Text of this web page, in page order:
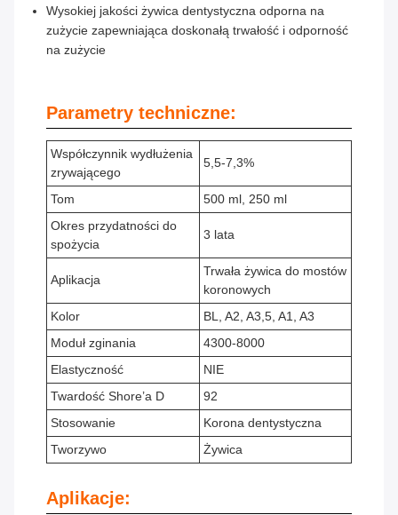
Wysokiej jakości żywica dentystyczna odporna na
zużycie zapewniająca doskonałą trwałość i odporność
na zużycie
Parametry techniczne:
Współczynnik wydłużenia
zrywającego
5,5-7,3%
Tom
500 ml, 250 ml
Okres przydatności do
spożycia
3 lata
Aplikacja
Trwała żywica do mostów
koronowych
Kolor
BL, A2, A3,5, A1, A3
Moduł zginania
4300-8000
Elastyczność
NIE
Twardość Shore’a D
92
Stosowanie
Korona dentystyczna
Tworzywo
Żywica
Aplikacje: